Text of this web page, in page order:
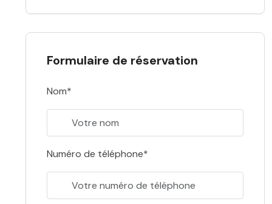
Formulaire de réservation
Nom*
Numéro de téléphone*